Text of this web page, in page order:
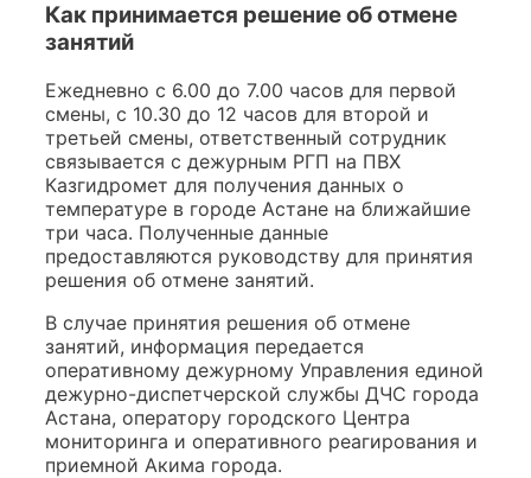
Как принимается решение об отмене
занятий
Ежедневно с 6.00 до 7.00 часов для первой
смены, с 10.30 до 12 часов для второй и
третьей смены, ответственный сотрудник
связывается с дежурным РГП на ПВХ
Казгидромет для получения данных о
температуре в городе Астане на ближайшие
три часа. Полученные данные
предоставляются руководству для принятия
решения об отмене занятий.
В случае принятия решения об отмене
занятий, информация передается
оперативному дежурному Управления единой
дежурно-диспетчерской службы ДЧС города
Астана, оператору городского Центра
мониторинга и оперативного реагирования и
приемной Акима города.